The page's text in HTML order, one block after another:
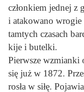
członkiem jednej z
i atakowano
tamtych czasach
kije i butelki.
Pierwsze wzmianki
się już w 1872.
rosła w siłę.